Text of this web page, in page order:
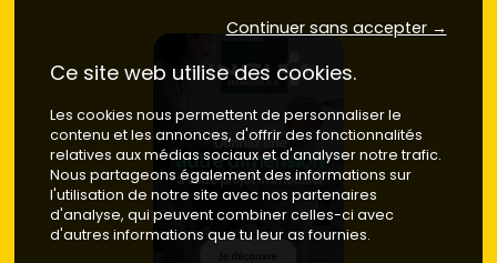
Continuer sans accepter →
Ce site web utilise des cookies.
Les cookies nous permettent de personnaliser le
contenu et les annonces, d'offrir des fonctionnalités
relatives aux médias sociaux et d'analyser notre trafic.
Nous partageons également des informations sur
l'utilisation de notre site avec nos partenaires
d'analyse, qui peuvent combiner celles-ci avec
d'autres informations que tu leur as fournies.